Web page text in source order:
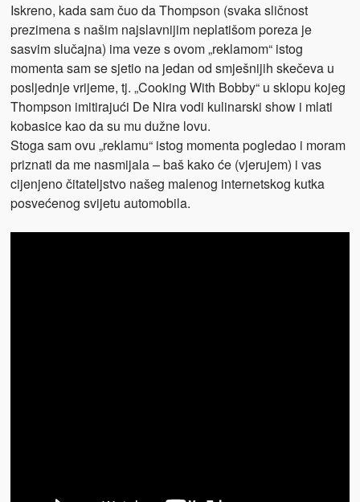
Iskreno, kada sam čuo da Thompson (svaka sličnost
prezimena s našim najslavnijim neplatišom poreza je
sasvim slučajna) ima veze s ovom „reklamom“ istog
momenta sam se sjetio na jedan od smješnijih skečeva u
posljednje vrijeme, tj. „Cooking With Bobby“ u sklopu kojeg
Thompson imitirajući De Nira vodi kulinarski show i mlati
kobasice kao da su mu dužne lovu.
Stoga sam ovu „reklamu“ istog momenta pogledao i moram
priznati da me nasmijala – baš kako će (vjerujem) i vas
cijenjeno čitateljstvo našeg malenog internetskog kutka
posvećenog svijetu automobila.